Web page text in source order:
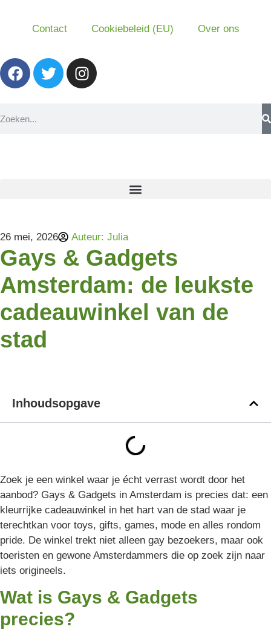
Contact Cookiebeleid (EU) Over ons
26 mei, 2026 Auteur: Julia
Gays & Gadgets
Amsterdam: de leukste
cadeauwinkel van de
stad
Inhoudsopgave
Zoek je een winkel waar je écht verrast wordt door het
aanbod? Gays & Gadgets in Amsterdam is precies dat: een
kleurrijke cadeauwinkel in het hart van de stad waar je
terechtkan voor toys, gifts, games, mode en alles rondom
pride. De winkel trekt niet alleen gay bezoekers, maar ook
toeristen en gewone Amsterdammers die op zoek zijn naar
iets origineels.
Wat is Gays & Gadgets
precies?